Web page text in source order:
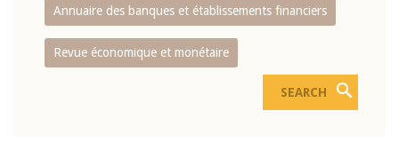
Annuaire des banques et établissements financiers
Revue économique et monétaire